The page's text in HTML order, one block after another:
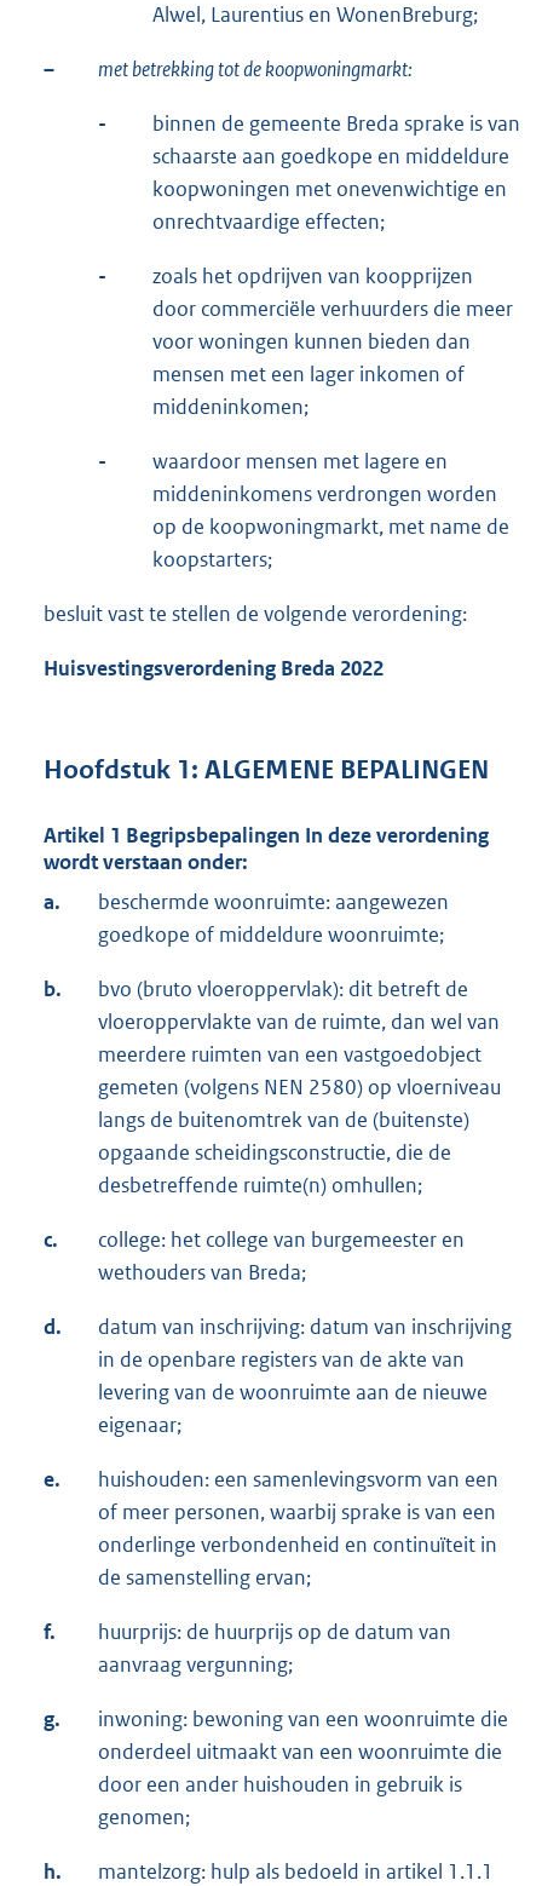
Alwel, Laurentius en WonenBreburg;
– met betrekking tot de koopwoningmarkt:
-
binnen de gemeente Breda sprake is van
schaarste aan goedkope en middeldure
koopwoningen met onevenwichtige en
onrechtvaardige effecten;
-
zoals het opdrijven van koopprijzen
door commerciële verhuurders die meer
voor woningen kunnen bieden dan
mensen met een lager inkomen of
middeninkomen;
-
waardoor mensen met lagere en
middeninkomens verdrongen worden
op de koopwoningmarkt, met name de
koopstarters;
besluit vast te stellen de volgende verordening:
Huisvestingsverordening Breda 2022
Hoofdstuk 1: ALGEMENE BEPALINGEN
Artikel 1 Begripsbepalingen In deze verordening
wordt verstaan onder:
a.
beschermde woonruimte: aangewezen
goedkope of middeldure woonruimte;
b.
bvo (bruto vloeroppervlak): dit betreft de
vloeroppervlakte van de ruimte, dan wel van
meerdere ruimten van een vastgoedobject
gemeten (volgens NEN 2580) op vloerniveau
langs de buitenomtrek van de (buitenste)
opgaande scheidingsconstructie, die de
desbetreffende ruimte(n) omhullen;
c.
college: het college van burgemeester en
wethouders van Breda;
d.
datum van inschrijving: datum van inschrijving
in de openbare registers van de akte van
levering van de woonruimte aan de nieuwe
eigenaar;
e.
huishouden: een samenlevingsvorm van een
of meer personen, waarbij sprake is van een
onderlinge verbondenheid en continuïteit in
de samenstelling ervan;
f.
huurprijs: de huurprijs op de datum van
aanvraag vergunning;
g.
inwoning: bewoning van een woonruimte die
onderdeel uitmaakt van een woonruimte die
door een ander huishouden in gebruik is
genomen;
h.
mantelzorg: hulp als bedoeld in artikel 1.1.1